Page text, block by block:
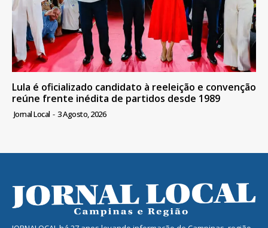
Lula é oficializado candidato à reeleição e convenção
reúne frente inédita de partidos desde 1989
Jornal Local - 3 Agosto, 2026